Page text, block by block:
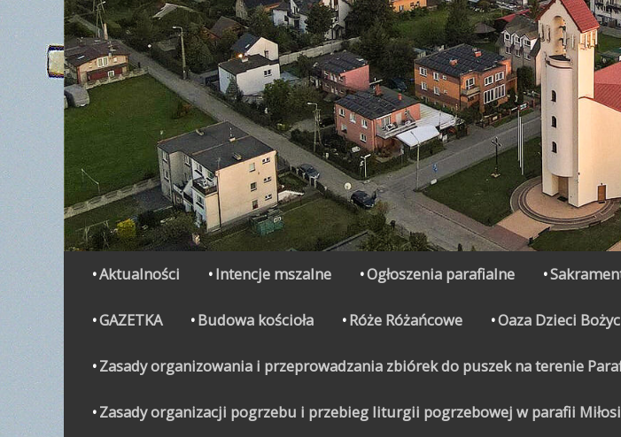
Secondary Menu
Aktualności Intencje mszalne Ogłoszenia parafialne
GAZETKA Budowa kościoła Róże Różańcowe Oaza Dzieci
Zasady organizowania i przeprowadzania zbiórek do puszek na terenie
Zasady organizacji pogrzebu i przebieg liturgii pogrzebowej w parafii